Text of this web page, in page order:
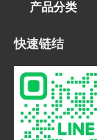
产品分类
快速链结